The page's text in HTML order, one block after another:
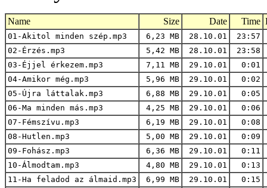
Name Size Date Time
01-Akitol minden szép.mp3 6,23 MB 28.10.01
23:57
02-Érzés.mp3
5,42 MB 28.10.01
23:58
03-Éjjel érkezem.mp3
7,11 MB 29.10.01
0:01
04-Amikor még.mp3
5,96 MB 29.10.01
0:02
05-Újra láttalak.mp3
6,88 MB 29.10.01
0:05
06-Ma minden más.mp3
4,25 MB 29.10.01
0:06
07-Fémszívu.mp3
6,19 MB 29.10.01
0:08
08-Hutlen.mp3
5,00 MB 29.10.01
0:09
09-Fohász.mp3
6,36 MB 29.10.01
0:11
10-Álmodtam.mp3
4,80 MB 29.10.01
0:13
11-Ha feladod az álmaid.mp3
6,99 MB 29.10.01
0:15